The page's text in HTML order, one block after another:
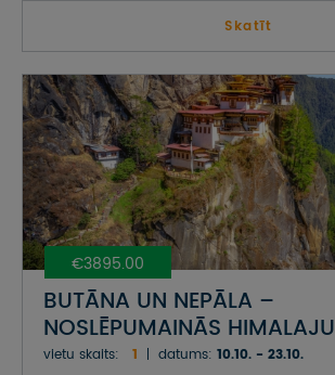
Skatīt
€3895.00
BUTĀNA UN NEPĀLA –
NOSLĒPUMAINĀS HIMALAJU
KARALISTES
vietu skaits: 1 datums: 10.10. - 23.10.